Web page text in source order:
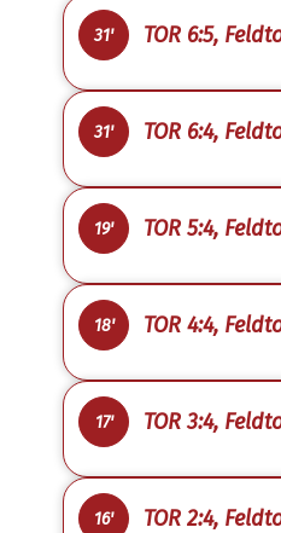
31' TOR 6:5,
31' TOR 6:4,
19' TOR 5:4,
18' TOR 4:4,
17' TOR 3:4,
16' TOR 2:4,